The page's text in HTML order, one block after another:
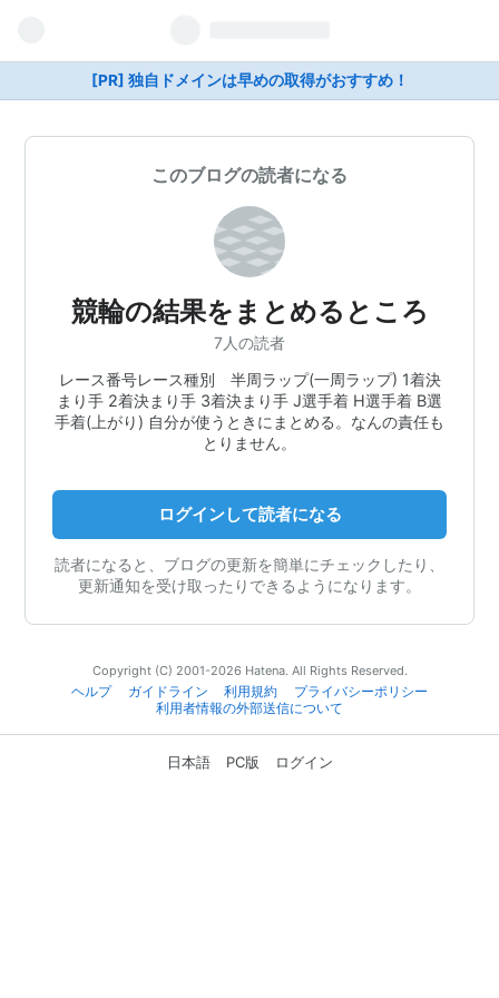
[PR] 独自ドメインは早めの取得がおすすめ！
このブログの読者になる
競輪の結果をまとめるところ
7人の読者
レース番号レース種別 半周ラップ(一周ラップ) 1着決
まり手 2着決まり手 3着決まり手 J選手着 H選手着 B選
手着(上がり) 自分が使うときにまとめる。なんの責任も
とりません。
ログインして読者になる
読者になると、ブログの更新を簡単にチェックしたり、
更新通知を受け取ったりできるようになります。
Copyright (C) 2001-2026 Hatena. All Rights Reserved.
ヘルプ
ガイドライン 利用規約
プライバシーポリシー
利用者情報の外部送信について
日本語 PC版 ログイン